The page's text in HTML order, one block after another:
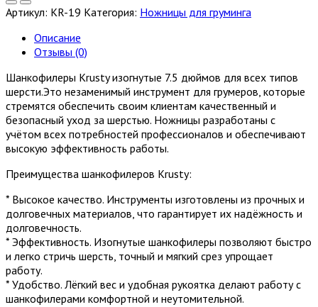
Артикул: KR-19 Категория: Ножницы для груминга
Описание
Отзывы (0)
Шанкофилеры Krusty изогнутые 7.5 дюймов для всех типов
шерсти.Это незаменимый инструмент для грумеров, которые
стремятся обеспечить своим клиентам качественный и
безопасный уход за шерстью. Ножницы разработаны с
учётом всех потребностей профессионалов и обеспечивают
высокую эффективность работы.
Преимущества шанкофилеров Krusty:
* Высокое качество. Инструменты изготовлены из прочных и
долговечных материалов, что гарантирует их надёжность и
долговечность.
* Эффективность. Изогнутые шанкофилеры позволяют быстро
и легко стричь шерсть, точный и мягкий срез упрощает
работу.
* Удобство. Лёгкий вес и удобная рукоятка делают работу с
шанкофилерами комфортной и неутомительной.